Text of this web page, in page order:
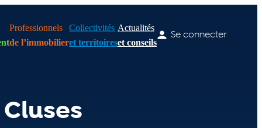
Professionnels
de l’immobilier
Collectivités
et territoires
Actualités
et conseils
Se connecter